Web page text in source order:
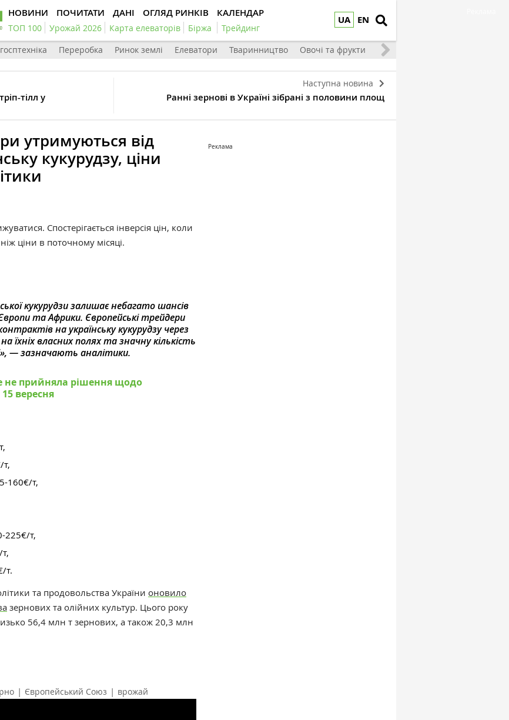
UA EN
НОВИНИ ПОЧИТАТИ ДАНІ ОГЛЯД РИНКІВ КАЛЕНДАР
ТОП 100 Урожай 2026 Карта елеваторів Біржа Трейдинг
Переробка Ринок землі Елеватори Тваринництво Овочі та фрукти
тілл у
Наступна новина
Ранні зернові в Україні зібрані з половини площ
утримуються від
кукурудзу, ціни
Спостерігається інверсія цін, коли
ціни в поточному місяці.
кукурудзи залишає небагато шансів
та Африки. Європейські трейдери
на українську кукурудзу через
їхніх власних полях та значну кількість
— зазначають аналітики.
не прийняла рішення щодо
вересня
т,
160€/т,
225€/т,
т.
та продовольства України оновило
зернових та олійних культур. Цього року
56,4 млн т зернових, а також 20,3 млн
| Європейський Союз | врожай
Реклама